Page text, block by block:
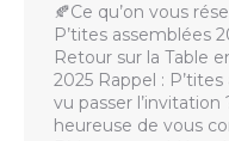
🍂Ce qu’on vous
P’tites assemblées
Retour sur la Table
2025 Rappel :
vu passer l’invitation
heureuse de vous